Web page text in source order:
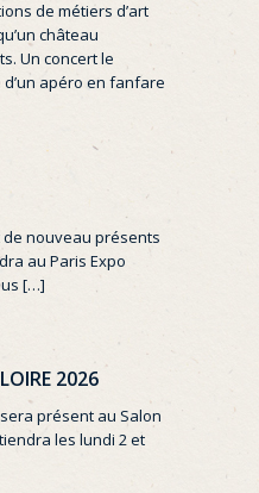
de métiers d’art
château
Un concert le
apéro en fanfare
nouveau présents
au Paris Expo
[…]
2026
présent au Salon
les lundi 2 et